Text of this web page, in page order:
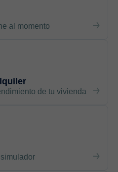
al momento
de tu vivienda